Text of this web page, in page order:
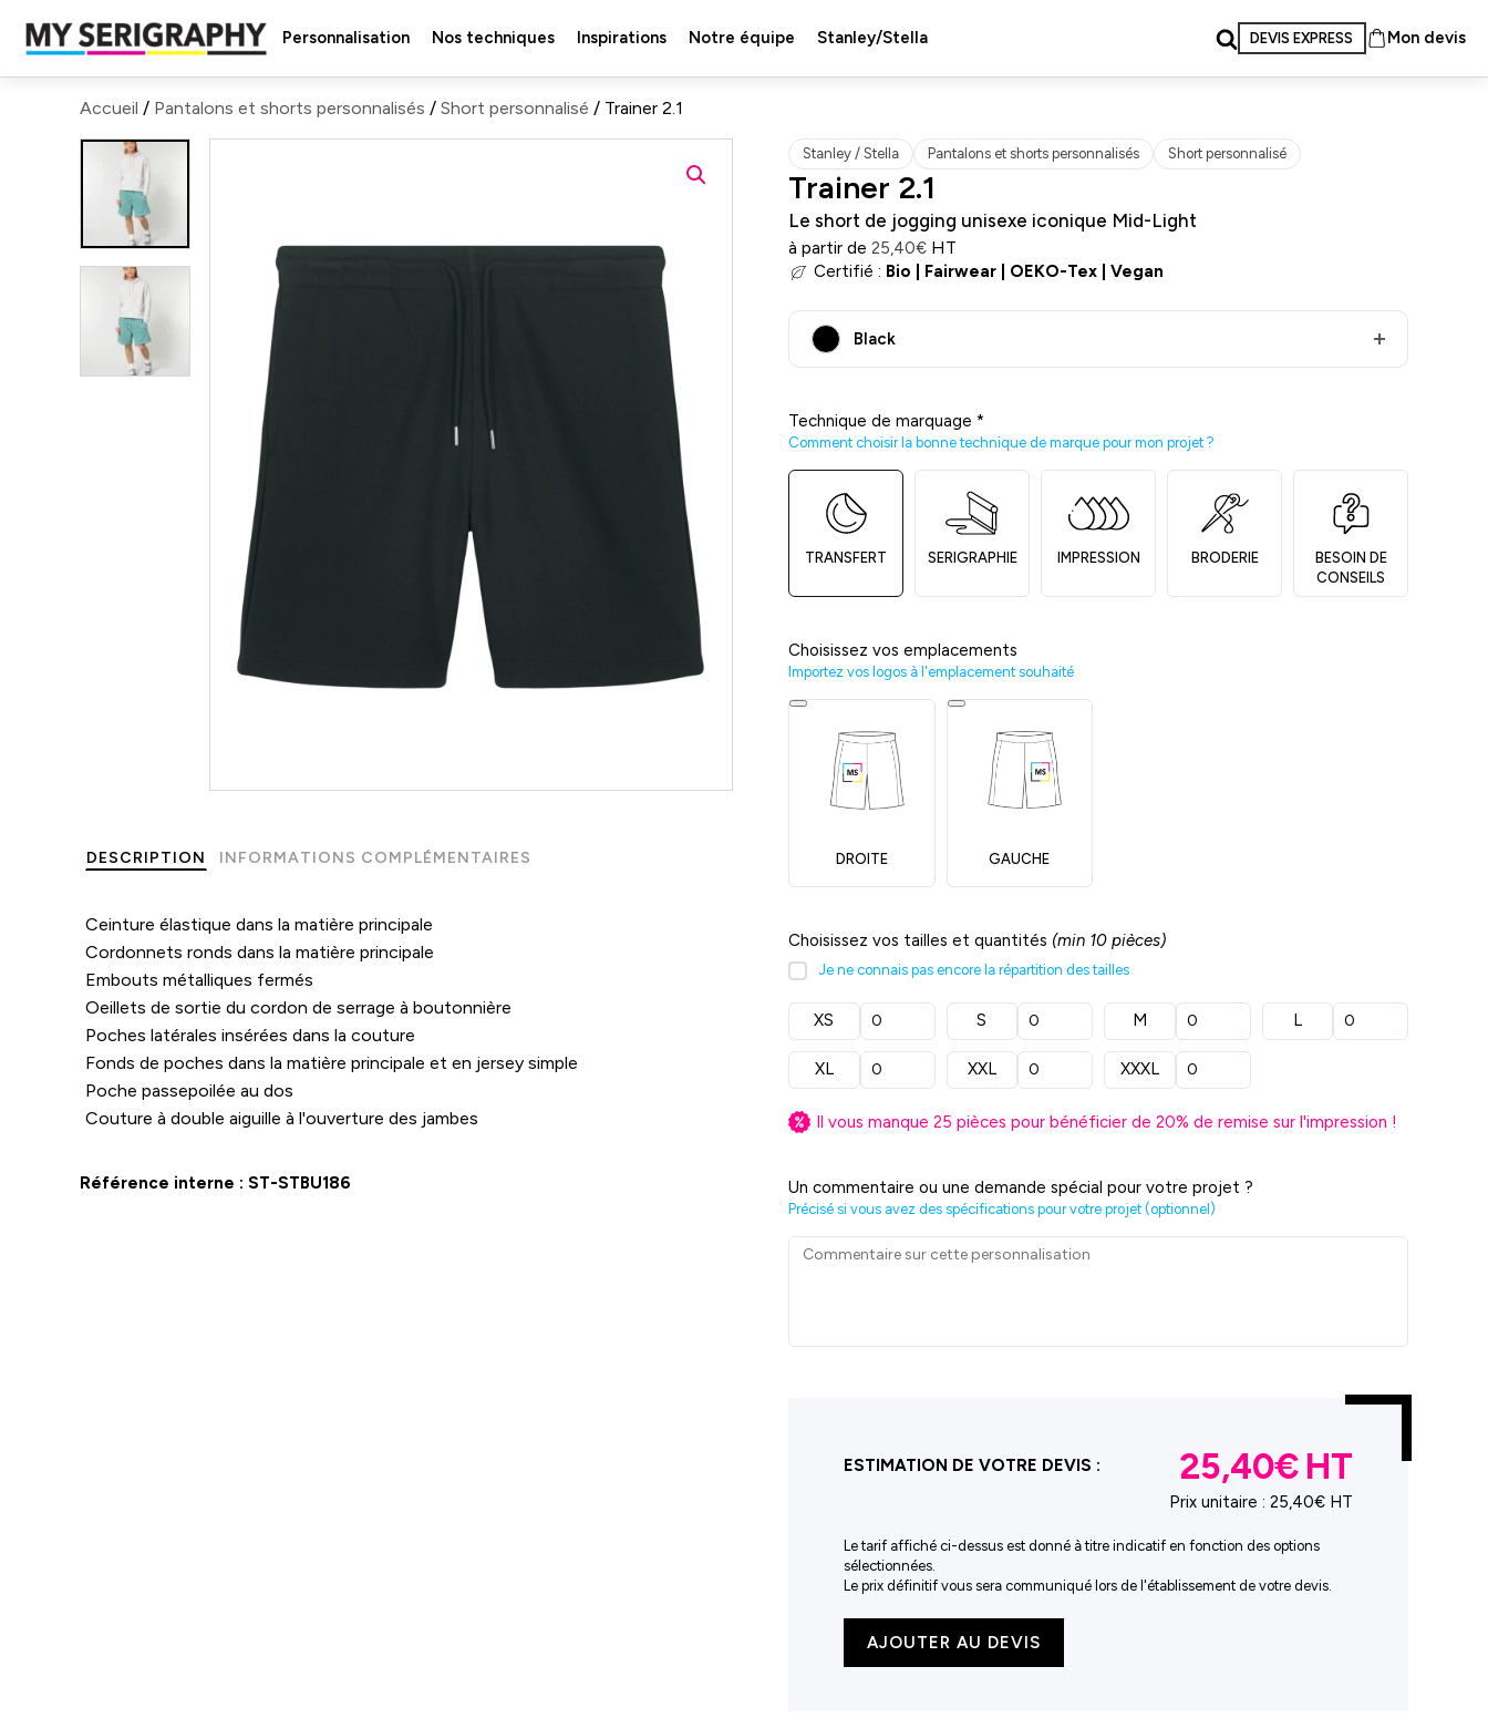
Personnalisation Nos techniques Inspirations Notre équipe Stanley/Stella DEVIS EXPRESS Mon devis
Accueil / Pantalons et shorts personnalisés / Short personnalisé / Trainer 2.1
DESCRIPTION INFORMATIONS COMPLÉMENTAIRES
Ceinture élastique dans la matière principale
Cordonnets ronds dans la matière principale
Embouts métalliques fermés
Oeillets de sortie du cordon de serrage à boutonnière
Poches latérales insérées dans la couture
Fonds de poches dans la matière principale et en jersey simple
Poche passepoilée au dos
Couture à double aiguille à l'ouverture des jambes
Référence interne : ST-STBU186
Stanley / Stella Pantalons et shorts personnalisés Short personnalisé
Trainer 2.1
Le short de jogging unisexe iconique Mid-Light
à partir de 25,40€ HT
Certifié : Bio Fairwear OEKO-Tex Vegan
Black
Technique de marquage *
Comment choisir la bonne technique de marque pour mon projet ?
TRANSFERT SERIGRAPHIE IMPRESSION BRODERIE
BESOIN DE
CONSEILS
Choisissez vos emplacements
Importez vos logos à l'emplacement souhaité
DROITE GAUCHE
Choisissez vos tailles et quantités (min 10 pièces)
Je ne connais pas encore la répartition des tailles
XS S M L
XL XXL XXXL
Il vous manque 25 pièces pour bénéficier de 20% de remise sur l'impression !
Un commentaire ou une demande spécial pour votre projet ?
Précisé si vous avez des spécifications pour votre projet (optionnel)
ESTIMATION DE VOTRE DEVIS : 25,40€
Prix unitaire : 25,40€ HT
Le tarif affiché ci-dessus est donné à titre indicatif en fonction des options
sélectionnées.
Le prix définitif vous sera communiqué lors de l'établissement de votre devis.
quantité
AJOUTER AU DEVIS